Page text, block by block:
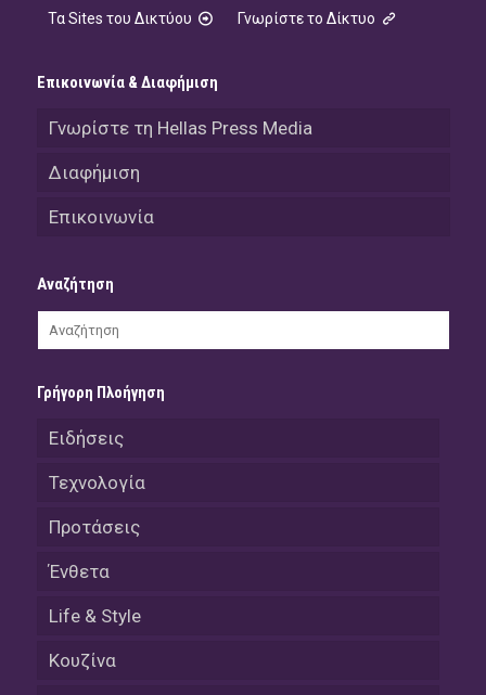
Τα Sites του Δικτύου Γνωρίστε το Δίκτυο
Επικοινωνία & Διαφήμιση
Γνωρίστε τη Hellas Press Media
Διαφήμιση
Επικοινωνία
Αναζήτηση
Γρήγορη Πλοήγηση
Ειδήσεις
Τεχνολογία
Προτάσεις
Ένθετα
Life & Style
Κουζίνα